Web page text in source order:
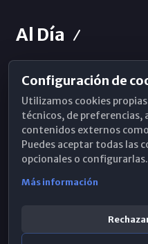
Al Día
Horarios de Misa
Hemeroteca
WhatsApp
Configuración de
Utilizamos cookies
técnicos, de
contenidos externos
Puedes aceptar todas las
opcionales o configurarlas.
Más información